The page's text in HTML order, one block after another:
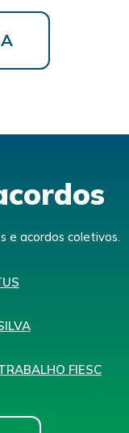
e acordos coletivos.
FIESC